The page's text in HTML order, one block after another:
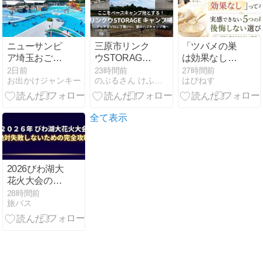
ニューサンピ
ア埼玉おごせ
のレジャープ
ールで小2の
息子と遊んで
2日前
お出かけジャンキー
三原市リンク
ウSTORAGE
をブログレビ
ュー！キャン
プサイトの魅
層を解説
23時間前
「ツバメの巣
は効果なし」
って本当？実
感できない5
つの理由と後
27時間前
はぴねす
2026びわ湖大
花火大会の穴
場は？無料ス
ポットの現実
と攻略法
28時間前
旅パス
全て表示